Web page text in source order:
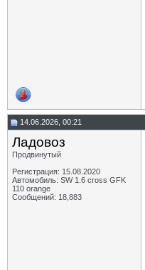
14.06.2026, 00:21
Ладовоз
Продвинутый
Регистрация: 15.08.2020
Автомобиль: SW 1.6 cross GFK
110 orange
Сообщений: 18,883